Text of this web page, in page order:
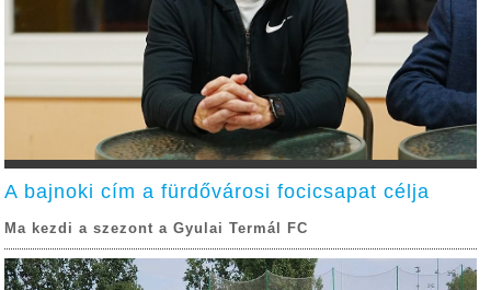
A bajnoki cím a fürdővárosi focicsapat célja
Ma kezdi a szezont a Gyulai Termál FC